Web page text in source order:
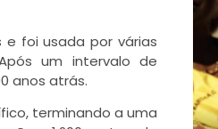
foi usada por várias
um intervalo de
anos atrás.
terminando a uma